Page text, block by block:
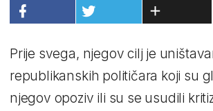
Prije svega, njegov cilj je
republikanskih političara koji su
njegov opoziv ili su se usudili